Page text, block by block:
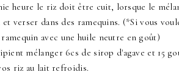
heure le riz doit être cuit, lorsque le
verser dans des ramequins. (*Si vous
avec une huile neutre en goût)
mélanger 6cs de sirop d'agave et 15
riz au lait refroidis.